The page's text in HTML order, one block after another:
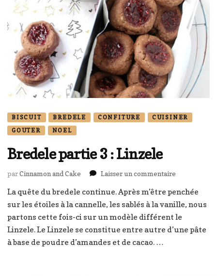
BISCUIT BREDELE CONFITURE
CUISINER
GOUTER
NOEL
Bredele partie 3 : Linzele
parCinnamon and Cake Laisser un commentaire
partie
3
:
La quête du bredele continue. Après m’être penchée
sur les étoiles à la cannelle, les sablés à la vanille, nous
partons cette fois-ci sur un modèle différent le
Linzele. Le Linzele se constitue entre autre d’une pâte
à base de poudre d’amandes et de cacao. …